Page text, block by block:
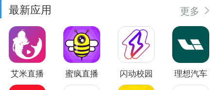
最新应用 更多
艾米直播 蜜疯直播 闪动校园 理想汽车